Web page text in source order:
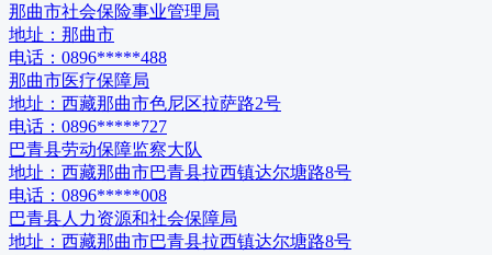
那曲市社会保险事业管理局
地址： 那曲市
电话： 0896*****488
那曲市医疗保障局
地址： 西藏那曲市色尼区拉萨路2号
电话： 0896*****727
巴青县劳动保障监察大队
地址： 西藏那曲市巴青县拉西镇达尔塘路8号
电话： 0896*****008
巴青县人力资源和社会保障局
地址： 西藏那曲市巴青县拉西镇达尔塘路8号